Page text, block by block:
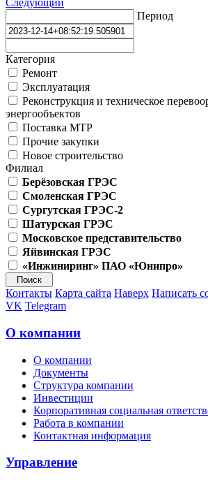
Следующий
Период
Категория
Ремонт
Эксплуатация
Реконструкция и техническое
энергообъектов
Поставка МТР
Прочие закупки
Новое строительство
Филиал
Берёзовская ГРЭС
Смоленская ГРЭС
Сургутская ГРЭС-2
Шатурская ГРЭС
Московское представительство
Яйвинская ГРЭС
«Инжиниринг» ПАО «Юнипро»
Контакты Карта сайта Наверх Написать
VK Telegram
О компании
О компании
Документы
Структура компании
Инвестиции
Корпоративная социальная
Работа в компании
Контактная информация
Управление